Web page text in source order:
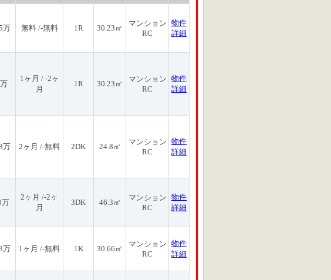
万 無料 /-無料 1R 30.23㎡
マンション
RC
物件
詳細
1ヶ月 / -2ヶ
月
1R 30.23㎡
マンション
RC
物件
詳細
万 2ヶ月 /-無料 2DK 24.8㎡
マンション
RC
物件
詳細
万
2ヶ月 /-2ヶ
月
3DK 46.3㎡
マンション
RC
物件
詳細
万 1ヶ月 /-無料 1K 30.66㎡
マンション
RC
物件
詳細